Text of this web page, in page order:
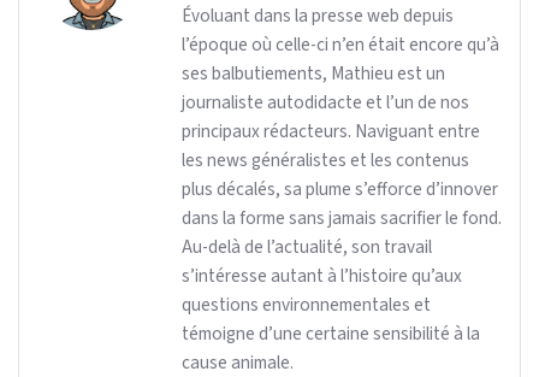
Évoluant dans la presse web depuis
l’époque où celle-ci n’en était encore qu’à
ses balbutiements, Mathieu est un
journaliste autodidacte et l’un de nos
principaux rédacteurs. Naviguant entre
les news généralistes et les contenus
plus décalés, sa plume s’efforce d’innover
dans la forme sans jamais sacrifier le fond.
Au-delà de l’actualité, son travail
s’intéresse autant à l’histoire qu’aux
questions environnementales et
témoigne d’une certaine sensibilité à la
cause animale.